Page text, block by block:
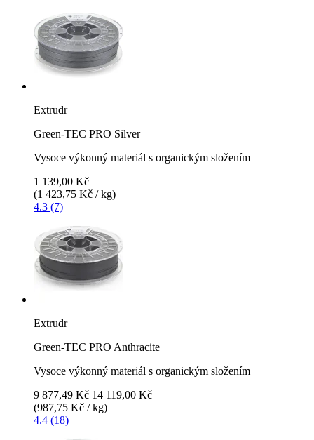
Extrudr
Green-TEC PRO Silver
Vysoce výkonný materiál s organickým složením
1 139,00 Kč
(1 423,75 Kč / kg)
4.3 (7)
Extrudr
Green-TEC PRO Anthracite
Vysoce výkonný materiál s organickým složením
9 877,49 Kč 14 119,00 Kč
(987,75 Kč / kg)
4.4 (18)